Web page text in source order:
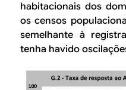
habitacionais dos
os censos
semelhante à
tenha havido